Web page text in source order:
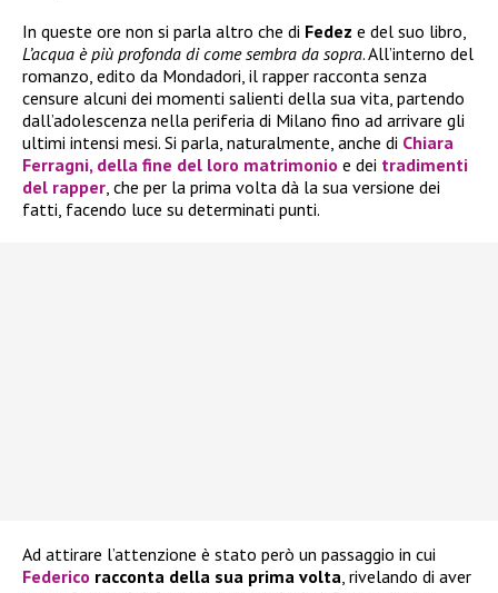
In queste ore non si parla altro che di Fedez e del suo libro,
L’acqua è più profonda di come sembra da sopra. All’interno del
romanzo, edito da Mondadori, il rapper racconta senza
censure alcuni dei momenti salienti della sua vita, partendo
dall’adolescenza nella periferia di Milano fino ad arrivare gli
ultimi intensi mesi. Si parla, naturalmente, anche di Chiara
Ferragni, della fine del loro matrimonio e dei tradimenti
del rapper, che per la prima volta dà la sua versione dei
fatti, facendo luce su determinati punti.
Ad attirare l’attenzione è stato però un passaggio in cui
Federico racconta della sua prima volta, rivelando di aver